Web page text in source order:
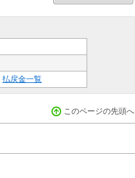
払戻金一覧
このページの先頭へ